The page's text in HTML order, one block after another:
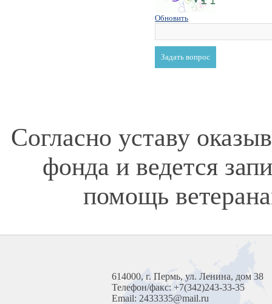
Обновить
Согласно уставу
фонда и ведется
помощь
614000, г. Пермь, ул. Ленина, дом 38
Телефон/факс: +7(342)243-33-35
Email: 2433335@mail.ru